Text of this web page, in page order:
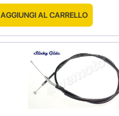
AGGIUNGI AL CARRELLO